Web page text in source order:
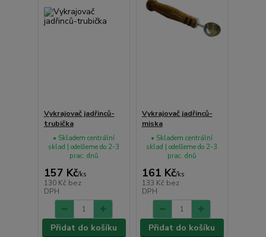
Vykrajovač jadřinců-
trubička
157 Kč/ks
130 Kč bez
DPH
• Skladem centrální
sklad | odešleme do 2-3
prac. dnů
Přidat do košíku
Vykrajovač jadřinců-
miska
161 Kč/ks
133 Kč bez
DPH
• Skladem centrální
sklad | odešleme do 2-3
prac. dnů
Přidat do košíku